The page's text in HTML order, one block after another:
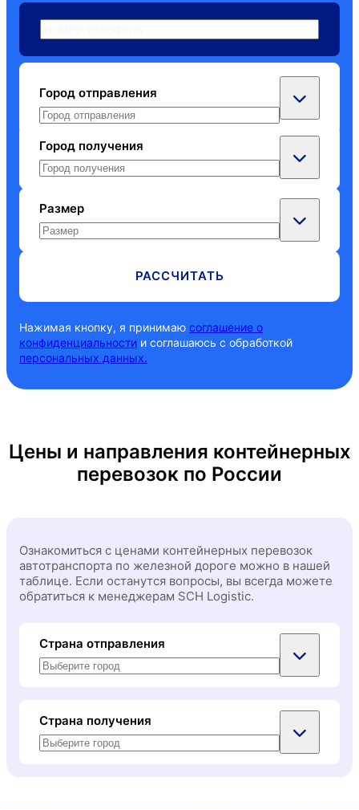
Город отправления
Барнаул
Екатеринбург
Лабытнанги
Магадан
Сургут
Тюмень
Улан-Удэ
Челябинск
Южно-Сахалинск
Город получения
Барнаул
Екатеринбург
Кемерово
Магадан
Петропавловск-Камчатский
Томмот
Томск
Улан-Удэ
Челябинск
Чита
Размер
30 футов
РАССЧИТАТЬ
Нажимая кнопку, я принимаю соглашение о
конфиденциальности и соглашаюсь с обработкой
персональных данных.
Цены и направления контейнерных
перевозок по России
Ознакомиться с ценами контейнерных перевозок
автотранспорта по железной дороге можно в нашей
таблице. Если останутся вопросы, вы всегда можете
обратиться к менеджерам SCH Logistic.
Страна отправления
Все города
Москва
Страна получения